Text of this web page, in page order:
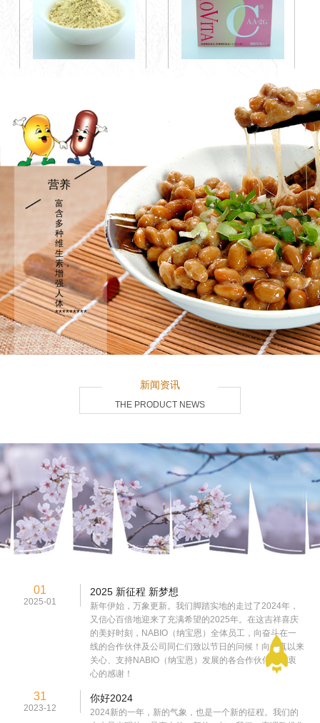
营养
富
含
多
种
维
生
素，
增
强
人
体
*********
THE PRODUCT NEWS
新闻资讯
01
2025-01
2025 新征程 新梦想
新年伊始，万象更新。我们脚踏实地的走过了2024年，
又信心百倍地迎来了充满希望的2025年。在这吉祥喜庆
的美好时刻，NABIO（纳宝恩）全体员工，向奋斗在一
线的合作伙伴及公司同仁们致以节日的问候！向一真以来
关心、支持NABIO（纳宝恩）发展的各合作伙伴表示衷
心的感谢！
31
2023-12
你好2024
2024新的一年，新的气象，也是一个新的征程。我们的